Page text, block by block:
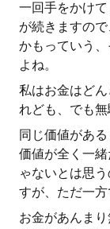
一回手をかけ
が続きますの
かもっていう
よね。
私はお金はど
れども、でも無
同じ価値があ
価値が全く一
ゃないとは思
すが、ただ一方
お金があんま